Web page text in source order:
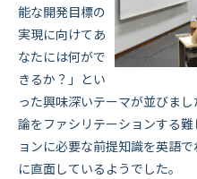
能な開発目標の
実現に向けてあ
なたには何がで
きるか？」とい
った興味深いテーマが並びま
論をファシリテーションする
ョンに必要な前提知識を英語
に直面しているようでした。